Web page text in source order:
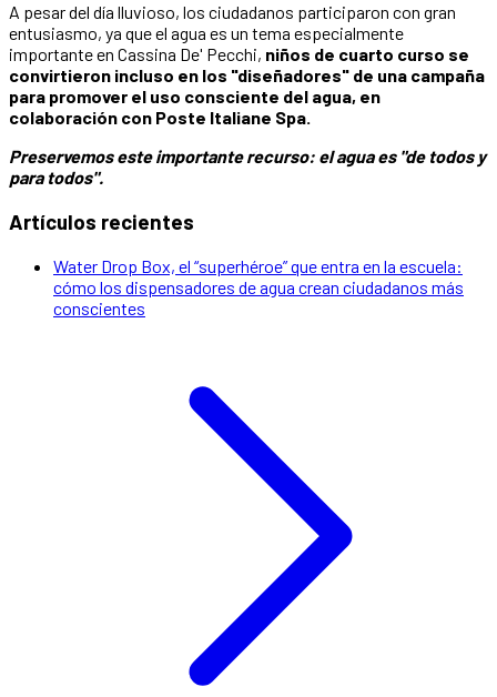
A pesar del día lluvioso, los ciudadanos participaron con gran
entusiasmo, ya que el agua es un tema especialmente
importante en Cassina De' Pecchi, niños de cuarto curso se
convirtieron incluso en los "diseñadores" de una campaña
para promover el uso consciente del agua, en
colaboración con Poste Italiane Spa.
Preservemos este importante recurso: el agua es "de todos y
para todos".
Artículos recientes
Water Drop Box, el “superhéroe” que entra en la escuela:
cómo los dispensadores de agua crean ciudadanos más
conscientes